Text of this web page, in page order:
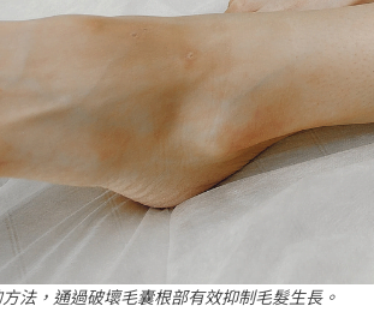
法，通過破壞毛囊根部有效抑制毛髮生長。